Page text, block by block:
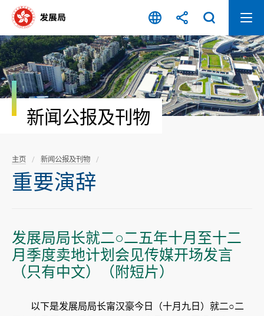
容
开
始
新闻公报及刊物
主页 新闻公报及刊物
重要演辞
发展局局长就二○二五年十月至十二
月季度卖地计划会见传媒开场发言
（只有中文）（附短片）
​以下是发展局局长甯汉豪今日（十月九日）就二○二